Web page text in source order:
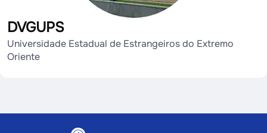
DVGUPS
Universidade Estadual de Estrangeiros do Extremo
Oriente